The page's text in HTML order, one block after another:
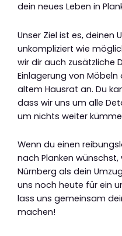
dein neues Leben in
Unser Ziel ist es, deinen
unkompliziert wie
wir dir auch zusätzliche
Einlagerung von
altem Hausrat an. Du
dass wir uns um alle
um nichts weiter
Wenn du einen
nach Planken
Nürnberg als dein
uns noch heute für ein
lass uns gemeinsam
machen!